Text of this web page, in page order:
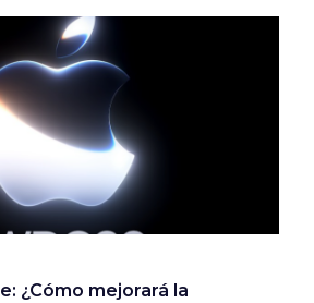
¿Cómo mejorará la